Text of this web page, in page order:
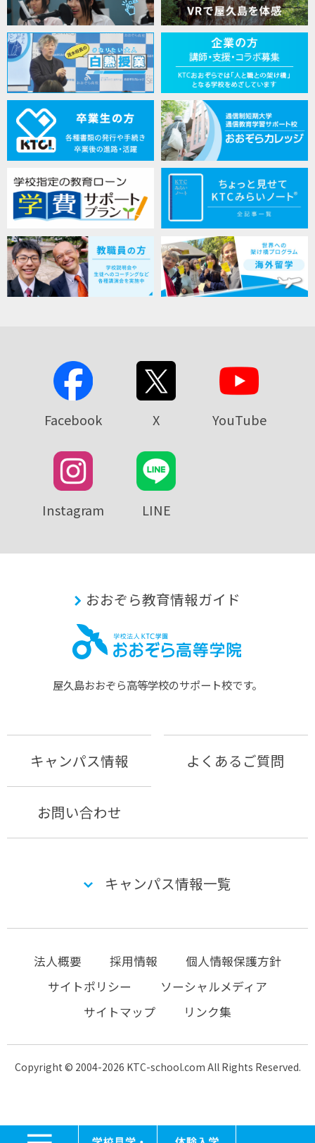
Facebook X YouTube
Instagram LINE
おおぞら教育情報ガイド
屋久島おおぞら⾼等学校のサポート校です。
キャンパス情報 よくあるご質問
お問い合わせ
キャンパス情報一覧
法人概要 採用情報
個人情報保護方針
サイトポリシー
ソーシャルメディア
サイトマップ
リンク集
Copyright © 2004-2026 KTC-school.com All Rights Reserved.